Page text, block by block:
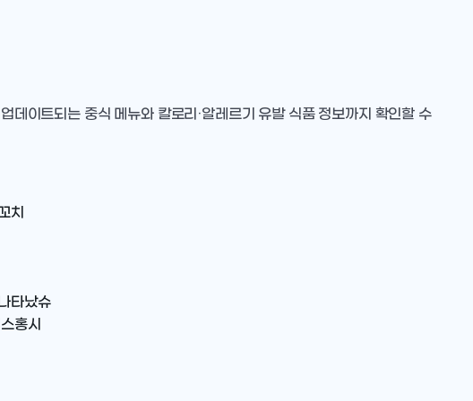
데이트되는 중식 메뉴와 칼로리·알레르기 유발 식품 정보까지 확인할 수
치
타났슈
홍시